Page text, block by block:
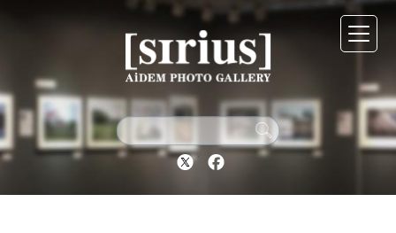
Twitter Facebook
シリウスについて
展示スケジュール